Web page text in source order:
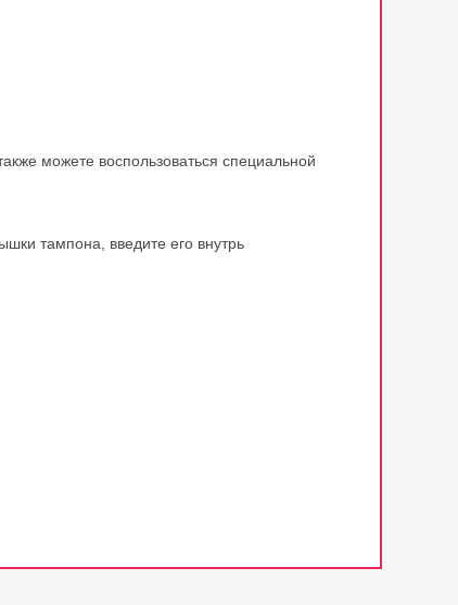
можете воспользоваться специальной
тампона, введите его внутрь